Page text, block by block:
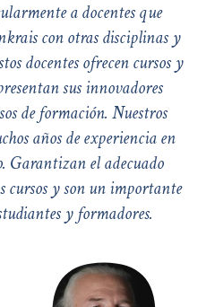
a docentes que
con otras disciplinas y
docentes ofrecen cursos y
sus innovadores
de formación. Nuestros
años de experiencia en
Garantizan el adecuado
cursos y son un importante
y formadores.